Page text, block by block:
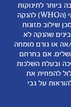
ביותר לתינוקות
ותומכים באופן מלא בהמלצת ארגון הבריאות העולמי (הWHO) להנקה
מכן שילוב מזונות
שהנקה לא
או גורם מומחה
משלים. אם בחרתם
ובעלת השלכות
להפחית את
על גבי